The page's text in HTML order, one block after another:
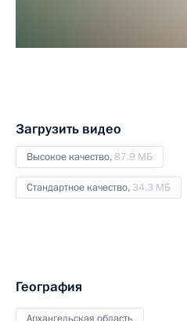
Загрузить видео
Высокое качество,87.9 МБ
Стандартное качество, 34.3 МБ
География